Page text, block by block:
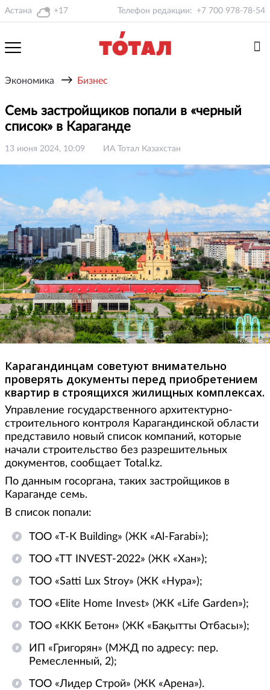
Астана +17 Телефон редакции: +7 700 978-78-54
Экономика → Бизнес
Семь застройщиков попали в «черный
список» в Караганде
13 июня 2024, 10:09 ИА Тотал Казахстан
Карагандинцам советуют внимательно
проверять документы перед приобретением
квартир в строящихся жилищных комплексах.
Управление государственного архитектурно-
строительного контроля Карагандинской области
представило новый список компаний, которые
начали строительство без разрешительных
документов, сообщает Total.kz.
По данным госоргана, таких застройщиков в
Караганде семь.
В список попали:
ТОО «Т-К Building» (ЖК «Al-Farabi»);
ТОО «ТТ INVEST-2022» (ЖК «Хан»);
ТОО «Satti Lux Stroy» (ЖК «Нура»);
ТОО «Elite Home Invest» (ЖК «Life Garden»);
ТОО «ККК Бетон» (ЖК «Бақытты Отбасы»);
ИП «Григорян» (МЖД по адресу: пер.
Ремесленный, 2);
ТОО «Лидер Строй» (ЖК «Арена»).